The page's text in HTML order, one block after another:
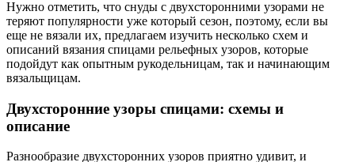
Нужно отметить, что снуды с двухсторонними узорами не
теряют популярности уже который сезон, поэтому, если вы
еще не вязали их, предлагаем изучить несколько схем и
описаний вязания спицами рельефных узоров, которые
подойдут как опытным рукодельницам, так и начинающим
вязальщицам.
Двухсторонние узоры спицами: схемы и
описание
Разнообразие двухсторонних узоров приятно удивит, и